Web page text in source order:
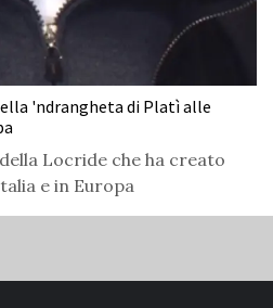
'ndrangheta di Platì alle
Locride che ha creato
e in Europa